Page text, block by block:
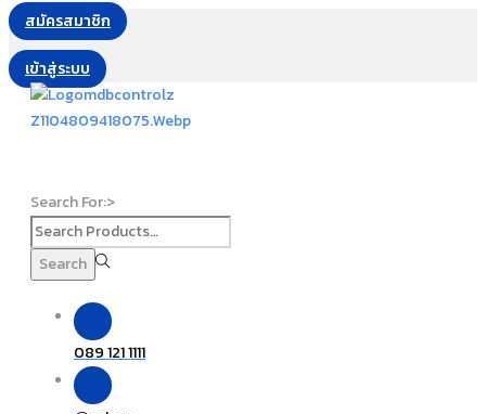
สมัครสมาชิก
เข้าสู่ระบบ
Search For:>
Search
089 121 1111